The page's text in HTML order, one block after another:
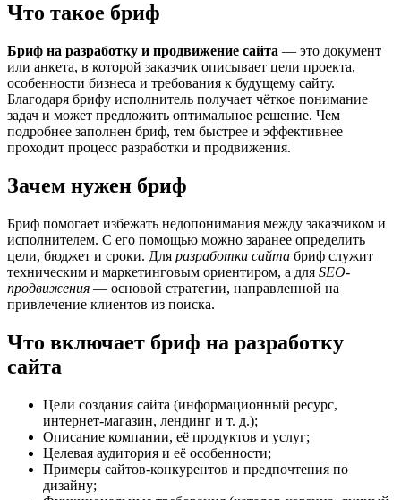
Что такое бриф
Бриф на разработку и продвижение сайта — это документ
или анкета, в которой заказчик описывает цели проекта,
особенности бизнеса и требования к будущему сайту.
Благодаря брифу исполнитель получает чёткое понимание
задач и может предложить оптимальное решение. Чем
подробнее заполнен бриф, тем быстрее и эффективнее
проходит процесс разработки и продвижения.
Зачем нужен бриф
Бриф помогает избежать недопонимания между заказчиком и
исполнителем. С его помощью можно заранее определить
цели, бюджет и сроки. Для разработки сайта бриф служит
техническим и маркетинговым ориентиром, а для SEO-
продвижения — основой стратегии, направленной на
привлечение клиентов из поиска.
Что включает бриф на разработку
сайта
Цели создания сайта (информационный ресурс,
интернет-магазин, лендинг и т. д.);
Описание компании, её продуктов и услуг;
Целевая аудитория и её особенности;
Примеры сайтов-конкурентов и предпочтения по
дизайну;